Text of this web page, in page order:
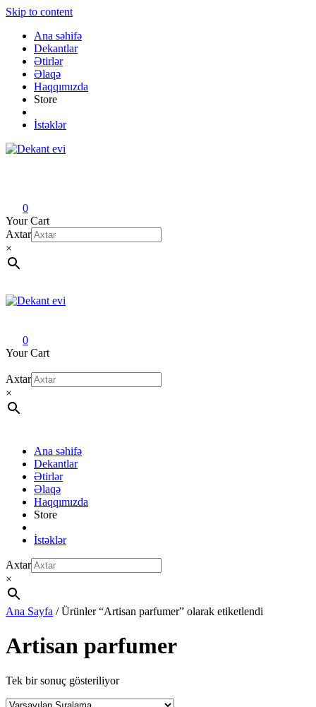
Skip to content
Ana səhifə
Dekantlar
Ətirlər
Əlaqə
Haqqımızda
Store
İstəklər
0
Your Cart
Axtar
×
0
Your Cart
Axtar
×
Ana səhifə
Dekantlar
Ətirlər
Əlaqə
Haqqımızda
Store
İstəklər
Axtar
×
Ana Sayfa / Ürünler “Artisan parfumer” olarak etiketlendi
Artisan parfumer
Tek bir sonuç gösteriliyor